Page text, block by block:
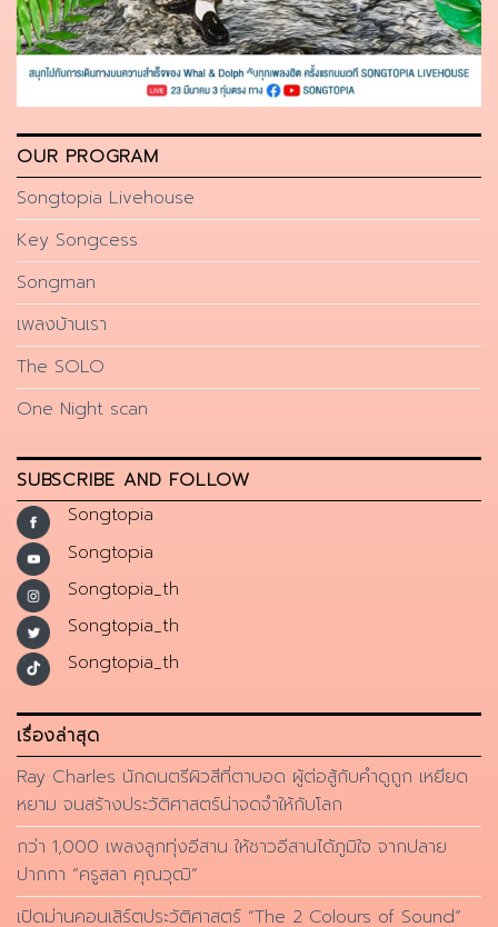
OUR PROGRAM
Songtopia Livehouse
Key Songcess
Songman
เพลงบ้านเรา
The SOLO
One Night scan
SUBSCRIBE AND FOLLOW
Songtopia
Songtopia
Songtopia_th
Songtopia_th
Songtopia_th
เรื่องล่าสุด
Ray Charles นักดนตรีผิวสีที่ตาบอด ผู้ต่อสู้กับคำดูถูก เหยียด
หยาม จนสร้างประวัติศาสตร์น่าจดจำให้กับโลก
กว่า 1,000 เพลงลูกทุ่งอีสาน ให้ชาวอีสานได้ภูมิใจ จากปลาย
ปากกา “ครูสลา คุณวุฒิ”
เปิดม่านคอนเสิร์ตประวัติศาสตร์ “The 2 Colours of Sound”